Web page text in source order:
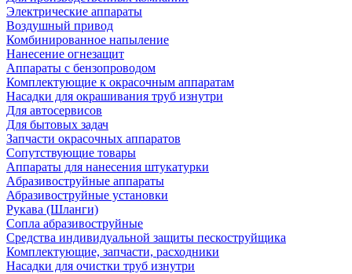
Электрические аппараты
Воздушный привод
Комбинированное напыление
Нанесение огнезащит
Аппараты с бензопроводом
Комплектующие к окрасочным аппаратам
Насадки для окрашивания труб изнутри
Для автосервисов
Для бытовых задач
Запчасти окрасочных аппаратов
Сопутствующие товары
Аппараты для нанесения штукатурки
Aбразивоструйные аппараты
Абразивоструйные установки
Рукава (Шланги)
Сопла абразивоструйные
Средства индивидуальной защиты пескоструйщика
Комплектующие, запчасти, расходники
Насадки для очистки труб изнутри